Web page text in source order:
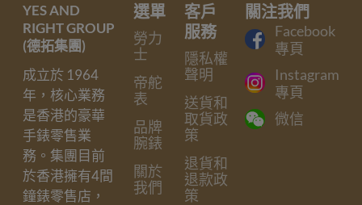
選單
勞力
士
帝舵
表
品牌
腕錶
關於
我們
客戶
服務
隱私權
聲明
送貨和
取貨政
策
退貨和
退款政
策
關注我們
Facebook
專頁
Instagram
專頁
微信
YES AND
RIGHT GROUP
(德拓集團)
成立於 1964
年，核心業務
是香港的豪華
手錶零售業
務。集團目前
於香港擁有4間
鐘錶零售店，